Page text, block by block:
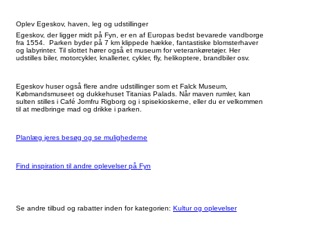
Oplev Egeskov, haven, leg og udstillinger
Egeskov, der ligger midt på Fyn, er en af Europas bedst bevarede vandborge
fra 1554. Parken byder på 7 km klippede hække, fantastiske blomsterhaver
og labyrinter. Til slottet hører også et museum for veterankøretøjer. Her
udstilles biler, motorcykler, knallerter, cykler, fly, helikoptere, brandbiler osv.
Egeskov huser også flere andre udstillinger som et Falck Museum,
Købmandsmuseet og dukkehuset Titanias Palads. Når maven rumler, kan
sulten stilles i Café Jomfru Rigborg og i spisekioskerne, eller du er velkommen
til at medbringe mad og drikke i parken.
Planlæg jeres besøg og se mulighederne
Find inspiration til andre oplevelser på Fyn
Se andre tilbud og rabatter inden for kategorien: Kultur og oplevelser